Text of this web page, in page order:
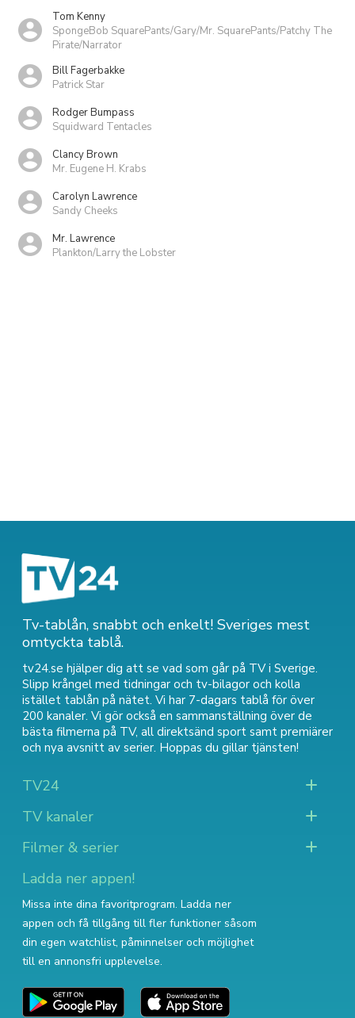
Tom Kenny
SpongeBob SquarePants/Gary/Mr. SquarePants/Patchy The
Pirate/Narrator
Bill Fagerbakke
Patrick Star
Rodger Bumpass
Squidward Tentacles
Clancy Brown
Mr. Eugene H. Krabs
Carolyn Lawrence
Sandy Cheeks
Mr. Lawrence
Plankton/Larry the Lobster
Tv-tablån, snabbt och enkelt! Sveriges mest
omtyckta tablå.
tv24.se hjälper dig att se vad som går på TV i Sverige.
Slipp krångel med tidningar och tv-bilagor och kolla
istället tablån på nätet. Vi har 7-dagars tablå för över
200 kanaler. Vi gör också en sammanställning över de
bästa filmerna på TV, all direktsänd sport samt premiärer
och nya avsnitt av serier. Hoppas du gillar tjänsten!
TV24
TV kanaler
Filmer & serier
Ladda ner appen!
Missa inte dina favoritprogram. Ladda ner
appen och få tillgång till fler funktioner såsom
din egen watchlist, påminnelser och möjlighet
till en annonsfri upplevelse.